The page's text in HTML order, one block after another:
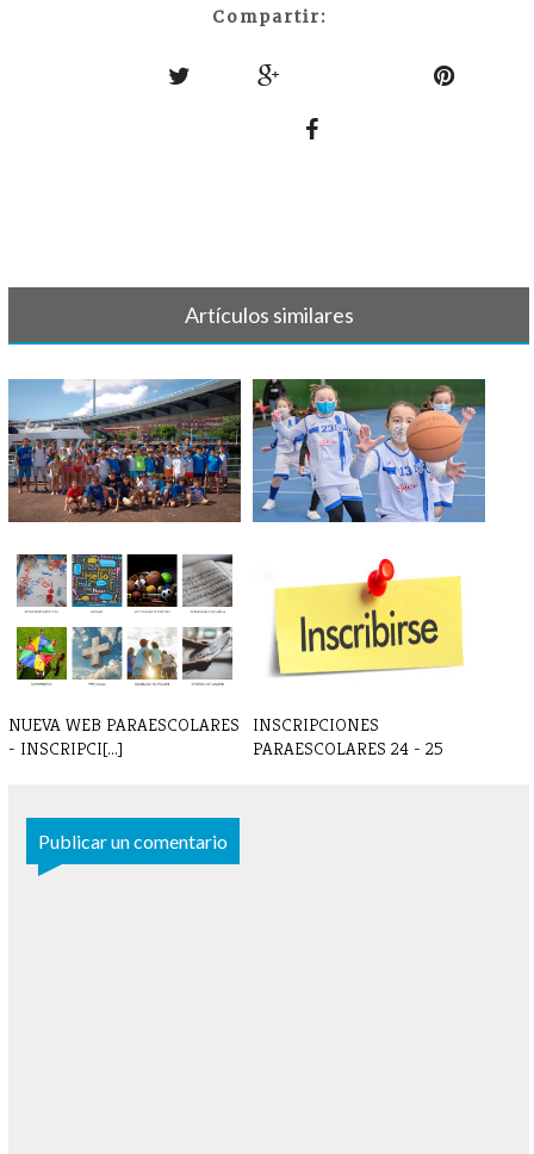
Compartir:
Artículos similares
TORNEO BILBAO INDAUTXU
2022
GALERÍA DE FOTOS FEBRERO
NUEVA WEB PARAESCOLARES
- INSCRIPCI[...]
INSCRIPCIONES
PARAESCOLARES 24 - 25
Publicar un comentario